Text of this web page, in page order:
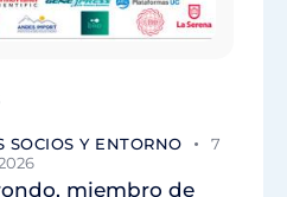
SOCIOS Y ENTORNO
7
miembro de